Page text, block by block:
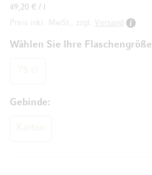
Wählen Sie Ihre Flaschengröße
Gebinde
49,20 € / l
Preis inkl. MwSt., zzgl.
Versand